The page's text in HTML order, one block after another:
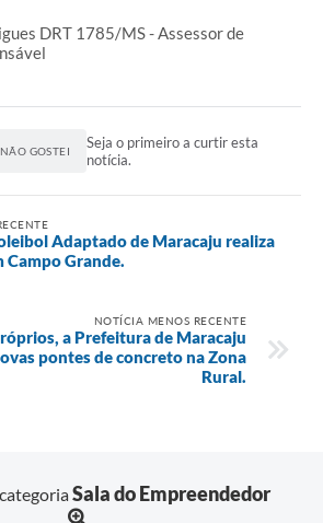
DRT 1785/MS - Assessor de
NÃO GOSTEI
Seja o primeiro a curtir esta
notícia.
Adaptado de Maracaju realiza
Campo Grande.
NOTÍCIA MENOS RECENTE
a Prefeitura de Maracaju
pontes de concreto na Zona
Rural.
Sala do Empreendedor